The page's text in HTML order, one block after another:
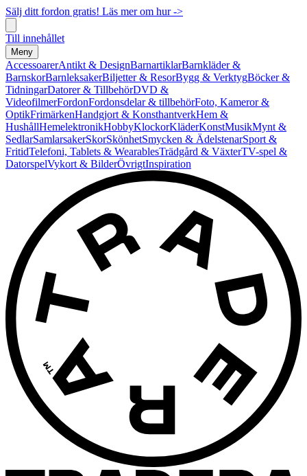
Sälj ditt fordon gratis! Läs mer om hur ->
Till innehållet
Meny
AccessoarerAntikt & DesignBarnartiklarBarnkläder &
BarnskorBarnleksakerBiljetter & ResorBygg & VerktygBöcker &
TidningarDatorer & TillbehörDVD &
VideofilmerFordonFordonsdelar & tillbehörFoto, Kameror &
OptikFrimärkenHandgjort & KonsthantverkHem &
HushållHemelektronikHobbyKlockorKläderKonstMusikMynt &
SedlarSamlarsakerSkorSkönhetSmycken & ÄdelstenarSport &
FritidTelefoni, Tablets & WearablesTrädgård & VäxterTV-spel &
DatorspelVykort & BilderÖvrigtInspiration